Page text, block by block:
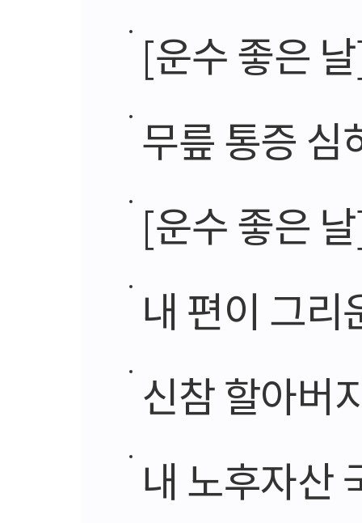
[운수 좋은
무릎 통증 심
[운수 좋은
내 편이 그리
신참 할아버
내 노후자산